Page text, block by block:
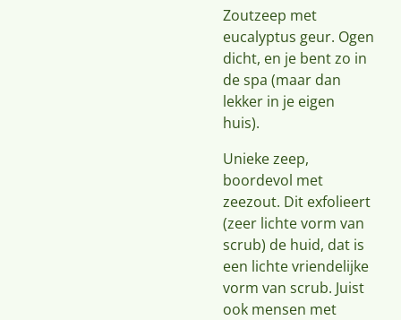
Zoutzeep met
eucalyptus geur. Ogen
dicht, en je bent zo in
de spa (maar dan
lekker in je eigen
huis).
Unieke zeep,
boordevol met
zeezout. Dit exfolieert
(zeer lichte vorm van
scrub) de huid, dat is
een lichte vriendelijke
vorm van scrub. Juist
ook mensen met